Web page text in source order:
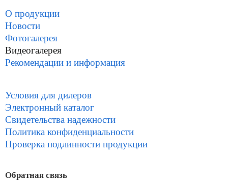
О продукции
Новости
Фотогалерея
Видеогалерея
Рекомендации и информация
Условия для дилеров
Электронный каталог
Свидетельства надежности
Политика конфиденциальности
Проверка подлинности продукции
Обратная связь